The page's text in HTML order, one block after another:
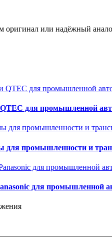
оригинал или надёжный
QTEC для промышленной
для промышленности и
для промышленной